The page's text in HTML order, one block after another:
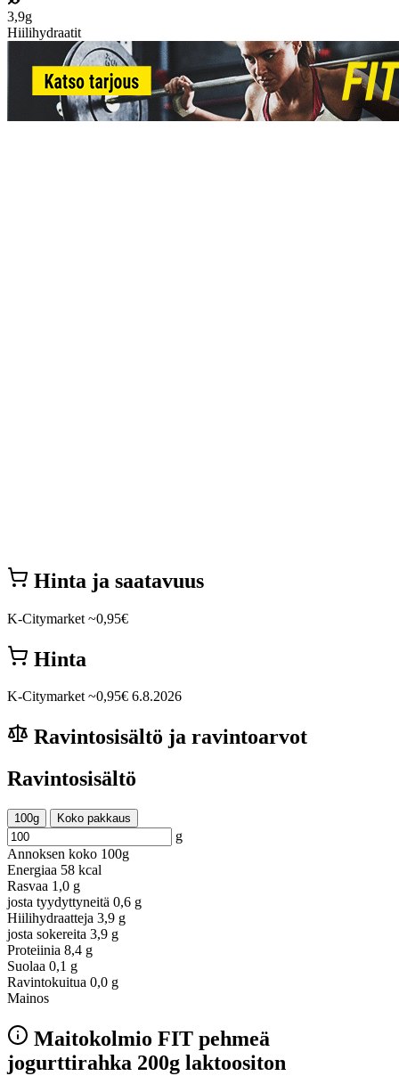
3,9g
Hiilihydraatit
Hinta ja saatavuus
K-Citymarket ~0,95€
Hinta
K-Citymarket ~0,95€ 6.8.2026
Ravintosisältö ja ravintoarvot
Ravintosisältö
100g Koko pakkaus
g
Annoksen koko 100g
Energiaa 58 kcal
Rasvaa 1,0 g
josta tyydyttyneitä 0,6 g
Hiilihydraatteja 3,9 g
josta sokereita 3,9 g
Proteiinia 8,4 g
Suolaa 0,1 g
Ravintokuitua 0,0 g
Mainos
Maitokolmio FIT pehmeä
jogurttirahka 200g laktoositon